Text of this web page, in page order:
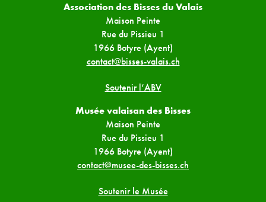
Association des Bisses du Valais
Maison Peinte
Rue du Pissieu 1
1966 Botyre (Ayent)
contact@bisses-valais.ch
Soutenir l’ABV
Musée valaisan des Bisses
Maison Peinte
Rue du Pissieu 1
1966 Botyre (Ayent)
contact@musee-des-bisses.ch
Soutenir le Musée